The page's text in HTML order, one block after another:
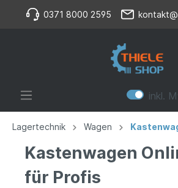
0371 8000 2595
inkl.
Lagertechnik Wagen
Kastenwagen
für Profis